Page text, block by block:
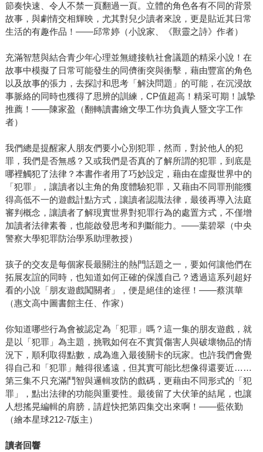
節奏快速、令人不禁一頁翻過一頁。立體的角色各有不同的背景
故事，與劇情交相輝映，尤其對兒少讀者來說，更是貼近其日常
生活的有趣作品！——邱常婷（小說家、《獸靈之詩》作者）
充滿智慧與結合青少年心理並無縫接軌社會議題的精采小說！在
故事中模擬了日常可能發生的同儕衝突與衝擊，藉由豐富的角色
以及故事的張力，去探討和思考「解決問題」的可能，在沉浸故
事脈絡的同時也獲得了思辨的訓練，CP值超高！精采可期！誠摯
推薦！——陳家盈（翻轉讀書繪文學工作坊負責人暨文字工作
者）
我們總是提醒家人朋友們要小心別犯罪，然而，對於他人的犯
罪，我們是否無感？又或我們是否真的了解所謂的犯罪，到底是
哪裡觸犯了法律？本書作者用了巧妙設定，藉由在虛擬世界中的
「犯罪」，讓讀者以主角的角度體驗犯罪，又藉由不同罪刑能獲
得高低不一的遊戲計點方式，讓讀者認識法律，最後再導入法庭
審判概念，讓讀者了解現實世界對犯罪行為的處置方式，不僅增
加讀者法律素養，也能啟發思考和判斷能力。——葉碧翠（中央
警察大學犯罪防治學系助理教授）
孩子的交友是每個家長最關注的熱門話題之一，要如何讓他們在
拓展友誼的同時，也知道如何正確的保護自己？透過這系列超好
看的小說「朋友遊戲闖關者」，便是絕佳的途徑！——蔡淇華
（惠文高中圖書館主任、作家）
你知道哪些行為會被認定為「犯罪」嗎？這一集的朋友遊戲，就
是以「犯罪」為主題，挑戰如何在不實質傷害人與破壞物品的情
況下，順利取得點數，成為進入最後關卡的玩家。也許我們會覺
得自己和「犯罪」離得很遙遠，但其實可能比想像得還要近……
第三集不只充滿鬥智與邏輯攻防的戲碼，更藉由不同形式的「犯
罪」，點出法律的功能與重要性。最後留了大伏筆的結尾，也讓
人想搖晃編輯的肩膀，請趕快把第四集交出來啊！——藍依勤
（繪本星球212-7版主）
讀者回響